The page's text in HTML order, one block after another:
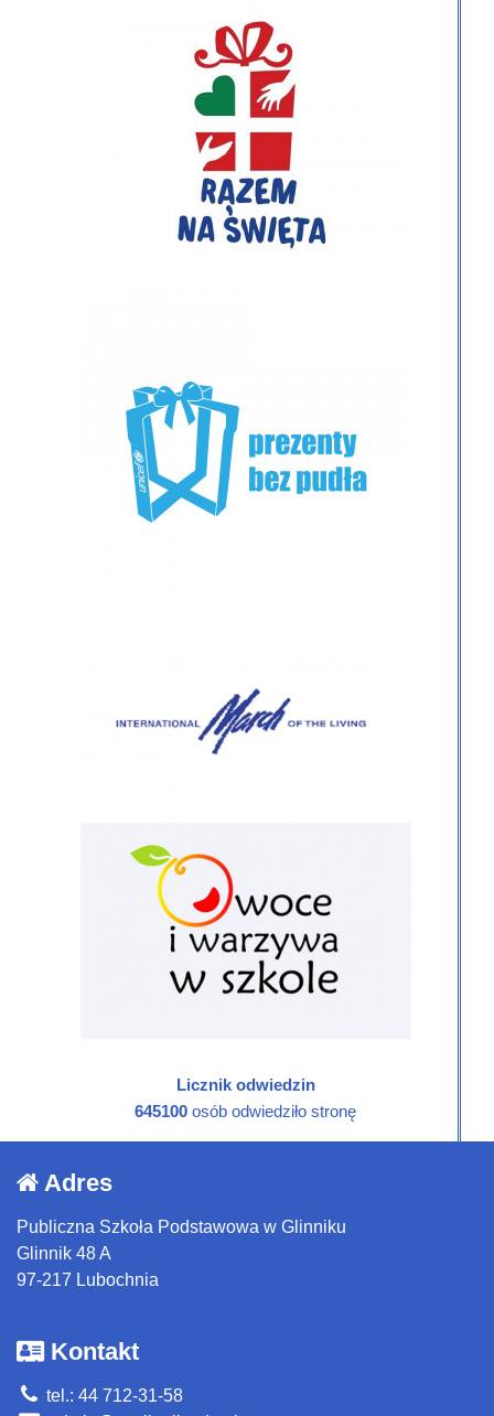
Licznik odwiedzin
645100 osób odwiedziło stronę
Adres
Publiczna Szkoła Podstawowa w Glinniku
Glinnik 48 A
97-217 Lubochnia
Kontakt
tel.: 44 712-31-58